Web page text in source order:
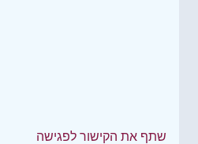
שתף את הקישור לפגישה